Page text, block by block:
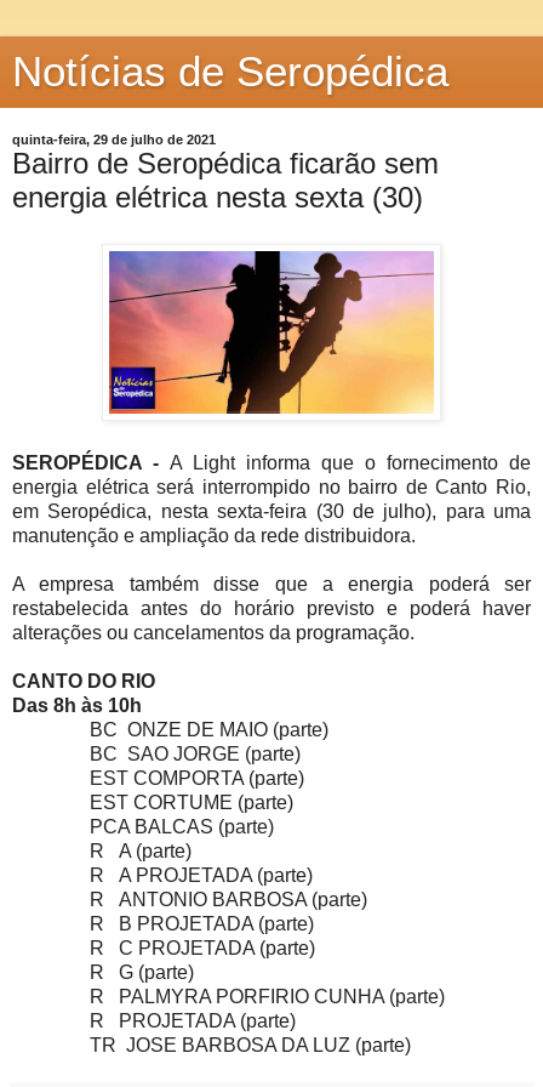
Notícias de Seropédica
quinta-feira, 29 de julho de 2021
Bairro de Seropédica ficarão sem
energia elétrica nesta sexta (30)
SEROPÉDICA - A Light informa que o fornecimento de
energia elétrica será interrompido no bairro de Canto Rio,
em Seropédica, nesta sexta-feira (30 de julho), para uma
manutenção e ampliação da rede distribuidora.
A empresa também disse que a energia poderá ser
restabelecida antes do horário previsto e poderá haver
alterações ou cancelamentos da programação.
CANTO DO RIO
Das 8h às 10h
BC ONZE DE MAIO (parte)
BC SAO JORGE (parte)
EST COMPORTA (parte)
EST CORTUME (parte)
PCA BALCAS (parte)
R A (parte)
R A PROJETADA (parte)
R ANTONIO BARBOSA (parte)
R B PROJETADA (parte)
R C PROJETADA (parte)
R G (parte)
R PALMYRA PORFIRIO CUNHA (parte)
R PROJETADA (parte)
TR JOSE BARBOSA DA LUZ (parte)